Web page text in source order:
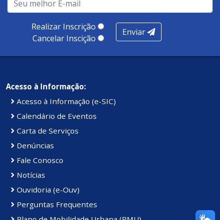
produtividade. Somados, todos as categorias totalizam
Kennedy.Realizar Inscrição
Cancelar Inscição
Enviar
Acesso à Informação:
Acesso à Informação (e-SIC)
Calendário de Eventos
Carta de Serviços
Denúncias
Fale Conosco
Notícias
Ouvidoria (e-Ouv)
Perguntas Frequentes